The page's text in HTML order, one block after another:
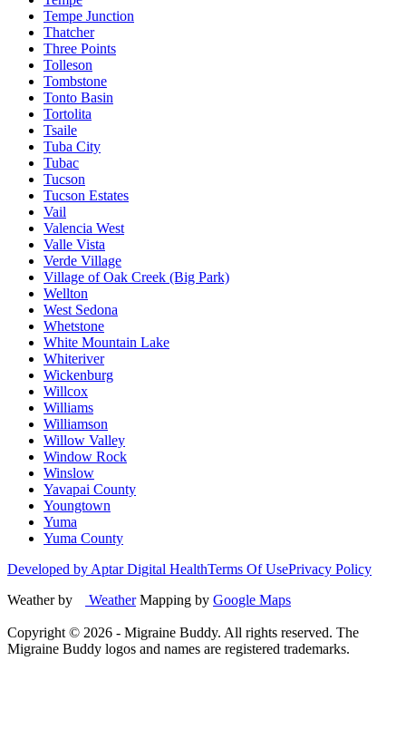
Tempe Junction
Thatcher
Three Points
Tolleson
Tombstone
Tonto Basin
Tortolita
Tsaile
Tuba City
Tubac
Tucson
Tucson Estates
Vail
Valencia West
Valle Vista
Verde Village
Village of Oak Creek (Big Park)
Wellton
West Sedona
Whetstone
White Mountain Lake
Whiteriver
Wickenburg
Willcox
Williams
Williamson
Willow Valley
Window Rock
Winslow
Yavapai County
Youngtown
Yuma
Yuma County
Developed by Aptar Digital HealthTerms Of UsePrivacy Policy
Weather by
WeatherMapping by Google Maps
Copyright © 2026 - Migraine Buddy. All rights reserved. The
Migraine Buddy logos and names are registered trademarks.